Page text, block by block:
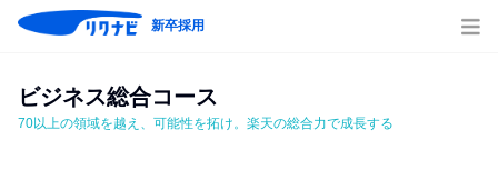
新卒採用
ビジネス総合コース
70以上の領域を越え、可能性を拓け。楽天の総合力で成長する